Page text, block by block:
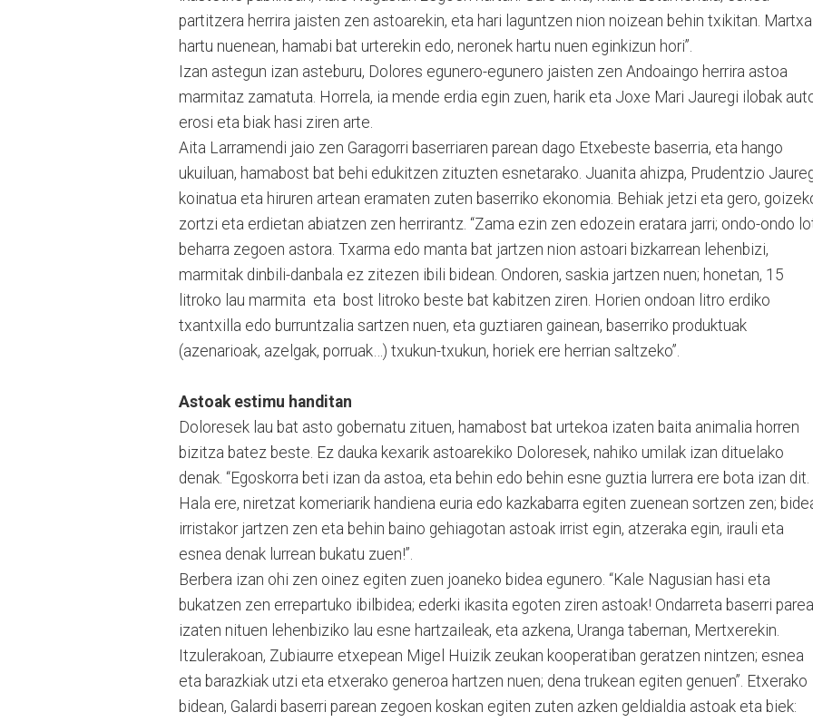
partitzera herrira jaisten zen astoarekin, eta hari laguntzen nion noizean behin txikitan. Martxa
hartu nuenean, hamabi bat urterekin edo, neronek hartu nuen eginkizun hori”.
Izan astegun izan asteburu, Dolores egunero-egunero jaisten zen Andoaingo herrira astoa
marmitaz zamatuta. Horrela, ia mende erdia egin zuen, harik eta Joxe Mari Jauregi ilobak
erosi eta biak hasi ziren arte.
Aita Larramendi jaio zen Garagorri baserriaren parean dago Etxebeste baserria, eta hango
ukuiluan, hamabost bat behi edukitzen zituzten esnetarako. Juanita ahizpa, Prudentzio
koinatua eta hiruren artean eramaten zuten baserriko ekonomia. Behiak jetzi eta gero,
zortzi eta erdietan abiatzen zen herrirantz. “Zama ezin zen edozein eratara jarri; ondo-ondo
beharra zegoen astora. Txarma edo manta bat jartzen nion astoari bizkarrean lehenbizi,
marmitak dinbili-danbala ez zitezen ibili bidean. Ondoren, saskia jartzen nuen; honetan, 15
litroko lau marmita eta bost litroko beste bat kabitzen ziren. Horien ondoan litro erdiko
txantxilla edo burruntzalia sartzen nuen, eta guztiaren gainean, baserriko produktuak
(azenarioak, azelgak, porruak…) txukun-txukun, horiek ere herrian saltzeko”.
Astoak estimu handitan
Doloresek lau bat asto gobernatu zituen, hamabost bat urtekoa izaten baita animalia horren
bizitza batez beste. Ez dauka kexarik astoarekiko Doloresek, nahiko umilak izan dituelako
denak. “Egoskorra beti izan da astoa, eta behin edo behin esne guztia lurrera ere bota izan dit.
Hala ere, niretzat komeriarik handiena euria edo kazkabarra egiten zuenean sortzen zen;
irristakor jartzen zen eta behin baino gehiagotan astoak irrist egin, atzeraka egin, irauli eta
esnea denak lurrean bukatu zuen!”.
Berbera izan ohi zen oinez egiten zuen joaneko bidea egunero. “Kale Nagusian hasi eta
bukatzen zen errepartuko ibilbidea; ederki ikasita egoten ziren astoak! Ondarreta baserri
izaten nituen lehenbiziko lau esne hartzaileak, eta azkena, Uranga tabernan, Mertxerekin.
Itzulerakoan, Zubiaurre etxepean Migel Huizik zeukan kooperatiban geratzen nintzen; esnea
eta barazkiak utzi eta etxerako generoa hartzen nuen; dena trukean egiten genuen”. Etxerako
bidean, Galardi baserri parean zegoen koskan egiten zuten azken geldialdia astoak eta biek: